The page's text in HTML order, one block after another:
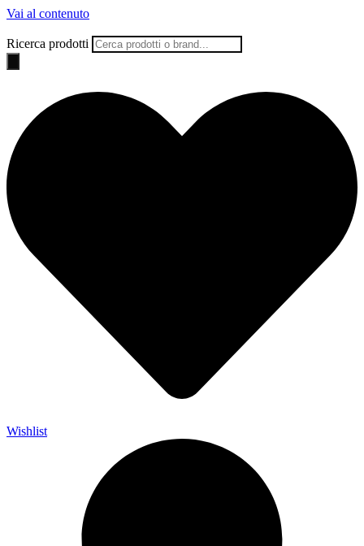
Vai al contenuto
Ricerca prodotti
Wishlist